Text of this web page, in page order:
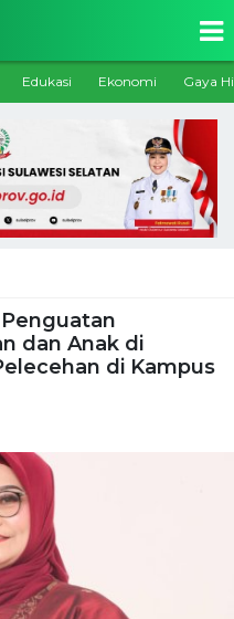
Edukasi Ekonomi Gaya
dan Anak di
di Kampus